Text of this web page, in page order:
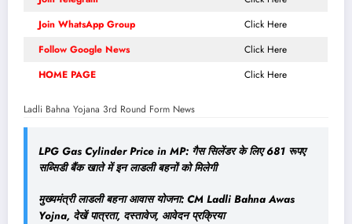
Join WhatsApp Group
Click Here
Follow Google News
Click Here
HOME PAGE
Click Here
Ladli Bahna Yojana 3rd Round Form News
LPG Gas Cylinder Price in MP: गैस सिलेंडर के लिए 681 रूपए
सब्सिडी बैंक खाते में इन लाडली बहनों को मिलेगी
मुख्यमंत्री लाडली बहना आवास योजना: CM Ladli Bahna Awas
Yojna, देखें पात्रता, दस्तावेज, आवेदन प्रक्रिया